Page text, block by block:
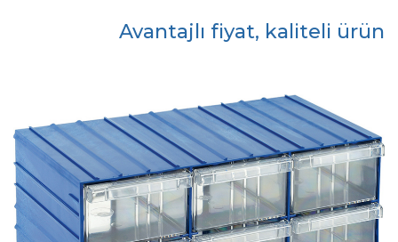
Avantajlı fiyat, kaliteli ürün